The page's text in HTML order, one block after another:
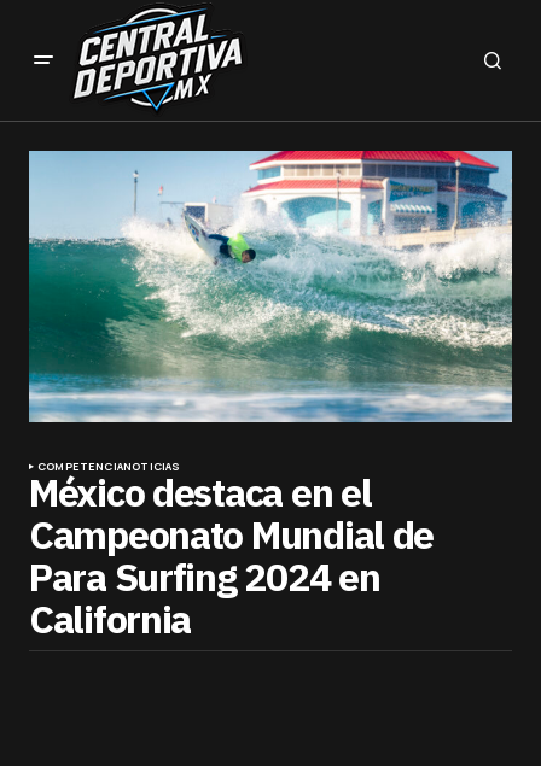
COMPETENCIANOTICIAS
México destaca en el
Campeonato Mundial de
Para Surfing 2024 en
California